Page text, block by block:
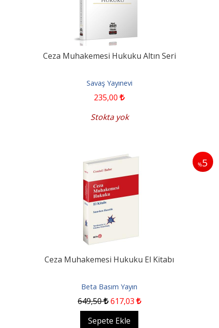
Ceza Muhakemesi Hukuku Altın Seri
Savaş Yayınevi
235,00
Stokta yok
%5
Ceza Muhakemesi Hukuku El Kitabı
Beta Basım Yayın
649,50 617,03
Sepete Ekle